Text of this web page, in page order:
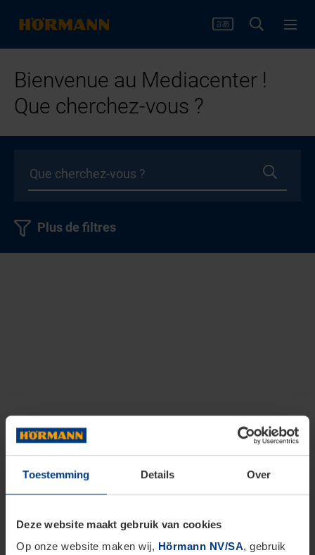
Toestemming Details Over
Deze website maakt gebruik van cookies
Op onze website maken wij, Hörmann NV/SA, gebruik
Bienvenue au Mediacenter !
Que cherchez-vous ?
Plus de filtres